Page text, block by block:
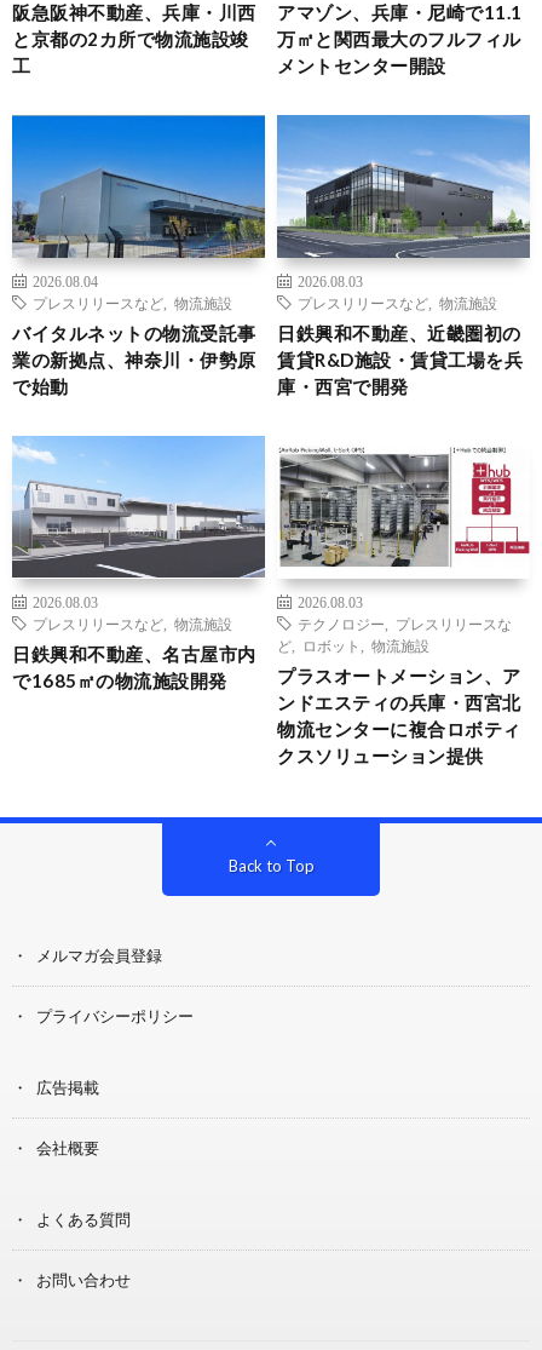
阪急阪神不動産、兵庫・川西
と京都の2カ所で物流施設竣
工
アマゾン、兵庫・尼崎で11.1
万㎡と関西最大のフルフィル
メントセンター開設
2026.08.04
プレスリリースなど
物流施設
バイタルネットの物流受託事
業の新拠点、神奈川・伊勢原
で始動
2026.08.03
プレスリリースなど
物流施設
日鉄興和不動産、近畿圏初の
賃貸R&D施設・賃貸工場を兵
庫・西宮で開発
2026.08.03
プレスリリースなど
物流施設
日鉄興和不動産、名古屋市内
で1685㎡の物流施設開発
2026.08.03
テクノロジー
プレスリリースな
ど
ロボット 物流施設
プラスオートメーション、ア
ンドエスティの兵庫・西宮北
物流センターに複合ロボティ
クスソリューション提供
Back to Top
メルマガ会員登録
プライバシーポリシー
広告掲載
会社概要
よくある質問
お問い合わせ